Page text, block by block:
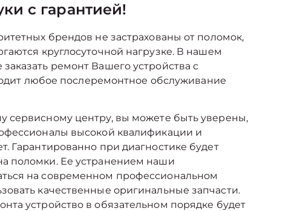
с гарантией!
брендов не застрахованы от поломок,
круглосуточной нагрузке. В нашем
ремонт Вашего устройства с
любое послеремонтное обслуживание
сервисному центру, вы можете быть уверены,
высокой квалификации и
Гарантированно при диагностике будет
поломки. Ее устранением наши
на современном профессиональном
качественные оригинальные запчасти.
устройство в обязательном порядке будет